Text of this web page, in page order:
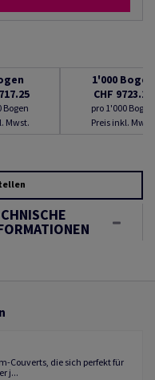
Bogen
Mwst.
1'000 Bogen
CHF 9723.16
pro 1'000 Bogen
Preis inkl. Mwst.
Couverts, die sich perfekt für
j...